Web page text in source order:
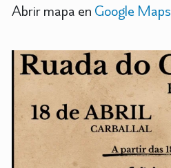
Abrir mapa en Google Maps